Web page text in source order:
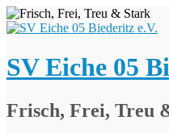
Springe
zum
SV Eiche 05
Frisch, Frei, Treu